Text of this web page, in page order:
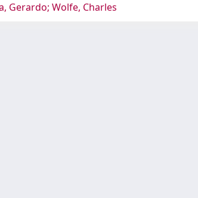
Gerardo; Wolfe, Charles